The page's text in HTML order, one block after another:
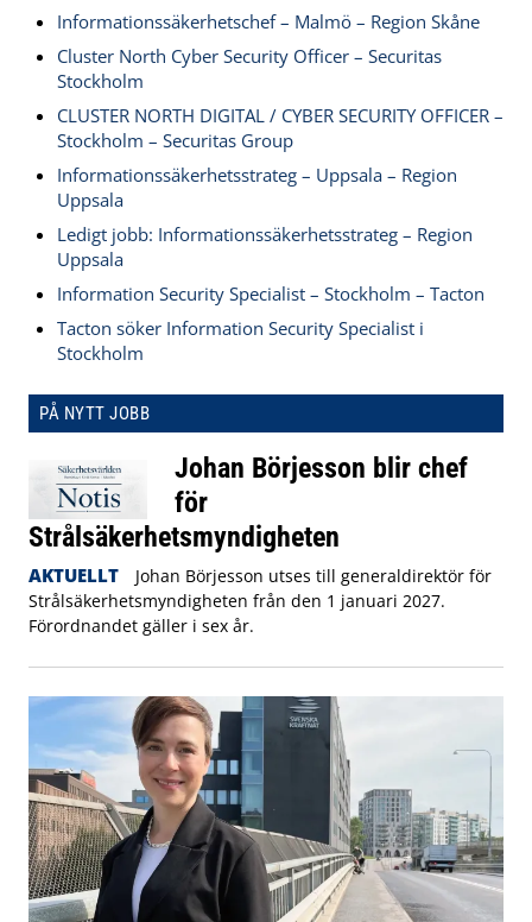
Informationssäkerhetschef – Malmö – Region Skåne
Cluster North Cyber Security Officer – Securitas
Stockholm
CLUSTER NORTH DIGITAL / CYBER SECURITY OFFICER –
Stockholm – Securitas Group
Informationssäkerhetsstrateg – Uppsala – Region
Uppsala
Ledigt jobb: Informationssäkerhetsstrateg – Region
Uppsala
Information Security Specialist – Stockholm – Tacton
Tacton söker Information Security Specialist i
Stockholm
PÅ NYTT JOBB
Johan Börjesson blir chef
för
Strålsäkerhetsmyndigheten
AKTUELLT
Johan Börjesson utses till generaldirektör för
Strålsäkerhetsmyndigheten från den 1 januari 2027.
Förordnandet gäller i sex år.